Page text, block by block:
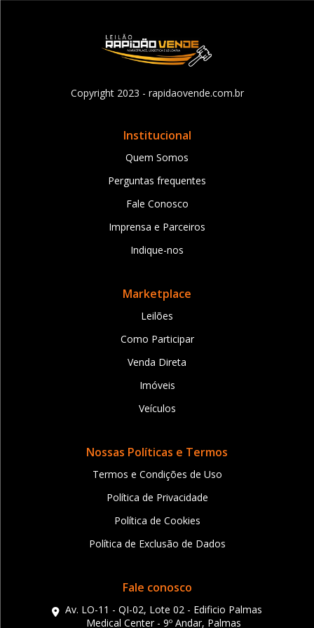
Copyright 2023 - rapidaovende.com.br
Institucional
Quem Somos
Perguntas frequentes
Fale Conosco
Imprensa e Parceiros
Indique-nos
Marketplace
Leilões
Como Participar
Venda Direta
Imóveis
Veículos
Nossas Políticas e Termos
Termos e Condições de Uso
Política de Privacidade
Política de Cookies
Política de Exclusão de Dados
Fale conosco
Av. LO-11 - QI-02, Lote 02 - Edificio Palmas
Medical Center - 9º Andar, Palmas